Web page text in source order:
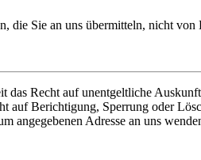
die Sie an uns übermitteln, nicht von
das Recht auf unentgeltliche
Berichtigung, Sperrung oder
angegebenen Adresse an uns